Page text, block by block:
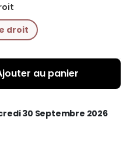
droit
au panier
30 Septembre 2026